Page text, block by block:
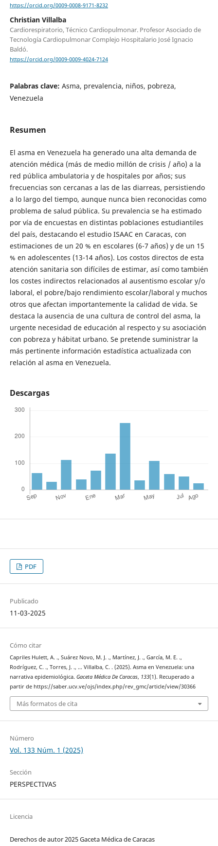
https://orcid.org/0009-0008-9171-8232
Christian Villalba
Cardiorespiratorio, Técnico Cardiopulmonar. Profesor Asociado de
Tecnología Cardiopulmonar Complejo Hospitalario José Ignacio
Baldó.
https://orcid.org/0009-0009-4024-7124
Palabras clave: Asma, prevalencia, niños, pobreza,
Venezuela
Resumen
El asma en Venezuela ha generado una alta demanda de
atención médica (más de medio millón de crisis / año) a la
red pública ambulatoria y de hospitales por años; sus
frecuencias son cercanas a las de las diarreas, persistiendo
a lo largo del tiempo, aunque nunca bien reconocidas como
problema de salud pública. Su prevalencia se ha estimado
por vía de encuestas en distintas poblaciones estudiantiles
del país, destacando el estudio ISAAC en Caracas, con
estimaciones de un 20 % en escolares (6-7 años) y de un 15
% en adolescentes (13-14 años). Los costos directos de esta
atención sanitaria son difíciles de estimar, así como también
los costes indirectos relacionados al ausentismo escolar y/o
laboral, el pobre/bajo rendimiento escolar/laboral y muchos
otros que afectan importantemente la calidad de vida. Se
destaca la ausencia de una cultura de control del asma, la
urgente necesidad de educación al respecto y su asociación
con pobreza y hábitat urbano. Se pretende suministrar la
más pertinente información estadística actualizada con
relación al asma en Venezuela.
Descargas
PDF
Publicado
11-03-2025
Cómo citar
Capriles Hulett, A. ., Suárez Novo, M. J. ., Martínez, J. ., García, M. E. .,
Rodríguez, C. ., Torres, J. ., … Villalba, C. . (2025). Asma en Venezuela: una
narrativa epidemiológica. Gaceta Médica De Caracas, 133(1). Recuperado a
partir de https://saber.ucv.ve/ojs/index.php/rev_gmc/article/view/30366
Más formatos de cita
Número
Vol. 133 Núm. 1 (2025)
Sección
PERSPECTIVAS
Licencia
Derechos de autor 2025 Gaceta Médica de Caracas